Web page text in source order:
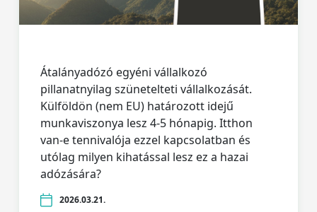
Átalányadózó egyéni vállalkozó
pillanatnyilag szünetelteti vállalkozását.
Külföldön (nem EU) határozott idejű
munkaviszonya lesz 4-5 hónapig. Itthon
van-e tennivalója ezzel kapcsolatban és
utólag milyen kihatással lesz ez a hazai
adózására?
2026.03.21.